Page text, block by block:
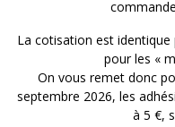
La cotisation est
pour les «
On vous remet donc
septembre 2026, les
à 5 €,